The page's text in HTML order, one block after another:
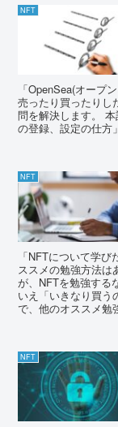
NFT
「OpenSea(オープ
売ったり買ったりし
問を解決します。
の登録、設定の仕方
NFT
「NFTについて学
ススメの勉強方法
が、NFTを勉強する
いえ「いきなり買う
で、他のオススメ勉
NFT